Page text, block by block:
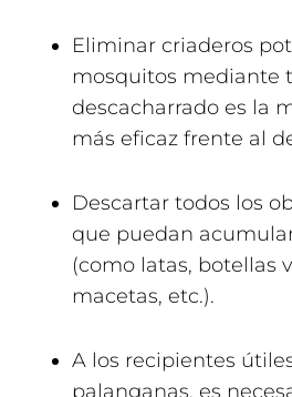
Eliminar criaderos
mosquitos mediante
descacharrado es la
más eficaz frente al
Descartar todos los
que puedan
(como latas, botellas
macetas, etc.).
A los recipientes
palanganas, es